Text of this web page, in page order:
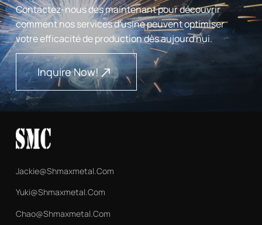
Contactez-nous dès maintenant pour découvrir
comment nos services d'usine peuvent optimiser
votre efficacité de production dès aujourd'hui.
Inquire Now!
Jackie@shmaxmetal.com
Yuki@shmaxmetal.com
Chao@shmaxmetal.com